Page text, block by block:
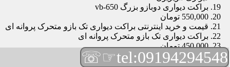
براکت دیواری دوبازو بزرگ vb-650
550,000 تومان
قیمت و خرید اینترنتی براکت دیواری تک بازو متحرک پروانه ای
براکت دیواری تک بازو متحرک پروانه ای
450,000 تومان
قیمت و براکت دیواری تلویزیون مچی | براکت دیواری تلویزیون
tel:09194294548
☞☏